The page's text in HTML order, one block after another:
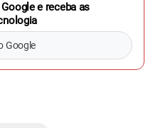
e receba as
Google